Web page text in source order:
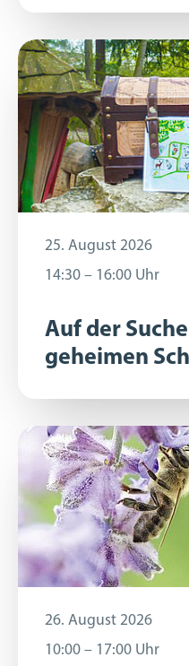
25. August 2026
14:30 – 16:00 Uhr
25. August 2026
14:30 – 16:00 Uhr
Auf der
geheimen
26. August 2026
10:00 – 17:00 Uhr
26. August 2026
10:00 – 17:00 Uhr